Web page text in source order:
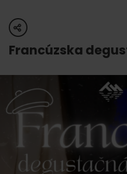
share
Francúzska